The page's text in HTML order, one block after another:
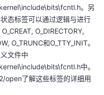
。另
态标签可以通过逻辑与进行
O_DIRECTORY,
O_TRUNC和O_TTY_INIT。
文件中
中。
了解这些标签的详细用